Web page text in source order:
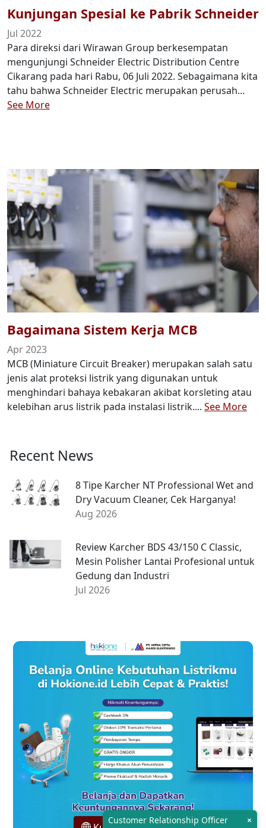
Kunjungan Spesial ke Pabrik Schneider
Jul 2022
Para direksi dari Wirawan Group berkesempatan
mengunjungi Schneider Electric Distribution Centre
Cikarang pada hari Rabu, 06 Juli 2022. Sebagaimana kita
tahu bahwa Schneider Electric merupakan perusah...
See More
Bagaimana Sistem Kerja MCB
Apr 2023
MCB (Miniature Circuit Breaker) merupakan salah satu
jenis alat proteksi listrik yang digunakan untuk
menghindari bahaya kebakaran akibat korsleting atau
kelebihan arus listrik pada instalasi listrik.... See More
Recent News
8 Tipe Karcher NT Professional Wet and
Dry Vacuum Cleaner, Cek Harganya!
Aug 2026
Review Karcher BDS 43/150 C Classic,
Mesin Polisher Lantai Profesional untuk
Gedung dan Industri
Jul 2026
Customer Relationship Officer ×